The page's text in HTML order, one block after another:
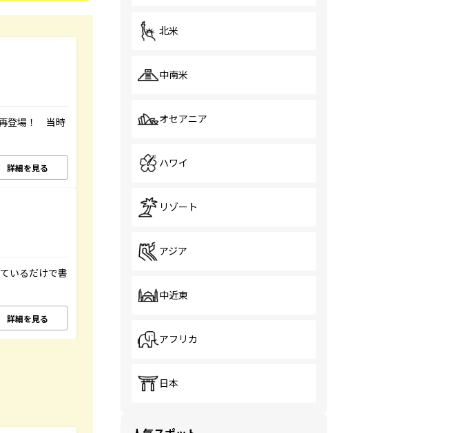
再登場！ 当時
詳細を見る
いるだけで書
詳細を見る
北米
中南米
オセアニア
ハワイ
リゾート
アジア
中近東
アフリカ
日本